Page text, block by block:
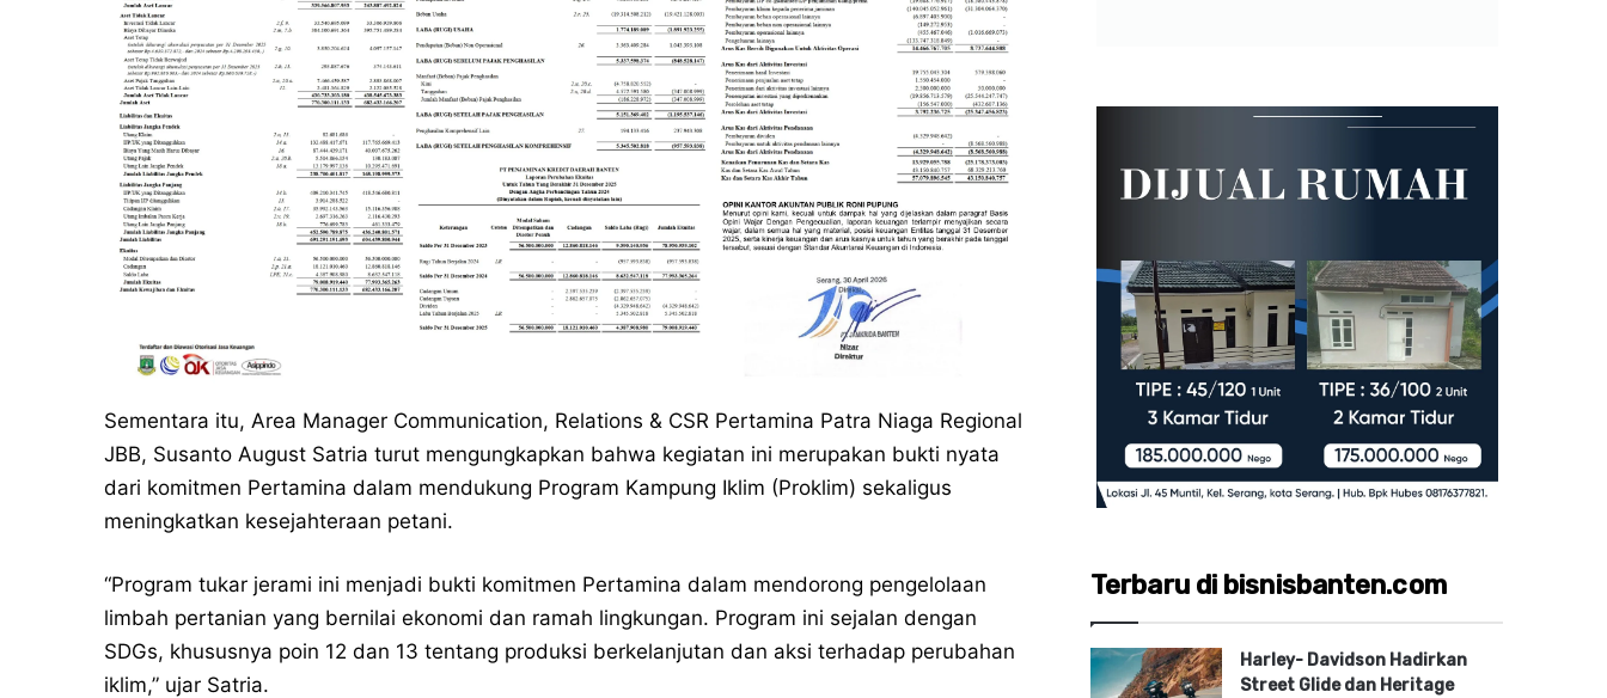
Sementara itu, Area Manager Communication, Relations & CSR Pertamina Patra Niaga Regional
JBB, Susanto August Satria turut mengungkapkan bahwa kegiatan ini merupakan bukti nyata
dari komitmen Pertamina dalam mendukung Program Kampung Iklim (Proklim) sekaligus
meningkatkan kesejahteraan petani.
“Program tukar jerami ini menjadi bukti komitmen Pertamina dalam mendorong pengelolaan
limbah pertanian yang bernilai ekonomi dan ramah lingkungan. Program ini sejalan dengan
SDGs, khususnya poin 12 dan 13 tentang produksi berkelanjutan dan aksi terhadap perubahan
iklim,” ujar Satria.
Terbaru di bisnisbanten.com
Harley- Davidson Hadirkan
Street Glide dan Heritage